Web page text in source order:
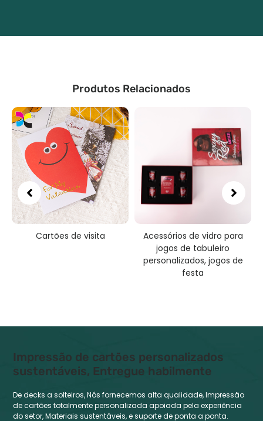
Produtos Relacionados
Cartões de visita
Acessórios de vidro para
jogos de tabuleiro
personalizados, jogos de
festa
Impressão de cartões personalizados
sustentáveis, Entregue habilmente
De decks a solteiros, Nós fornecemos alta qualidade, Impressão
de cartões totalmente personalizada apoiada pela experiência
do setor, Materiais sustentáveis, e suporte de ponta a ponta.